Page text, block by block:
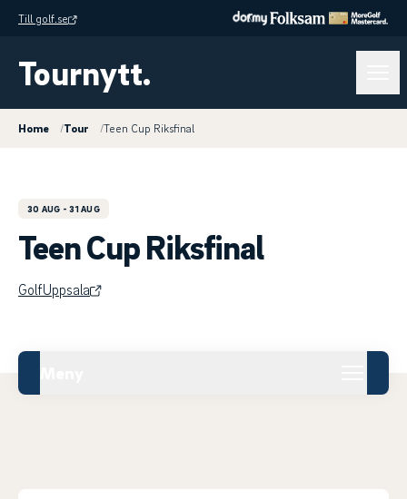
Till golf.se
Tournytt.
Home /Tour /Teen Cup Riksfinal
30 AUG - 31 AUG
Teen Cup Riksfinal
GolfUppsala